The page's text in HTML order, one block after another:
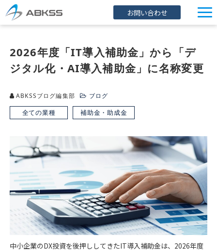
お問い合わせ
製品/FAQ
サービス
オンラインストア
イベント・セミナー
導入事例
2026年度「IT導入補助金」から「デ
ジタル化・AI導入補助金」に名称変更
ABKSSブログ編集部 ブログ
全ての業種 補助金・助成金
中小企業のDX投資を後押ししてきたIT導入補助金は、2026年度